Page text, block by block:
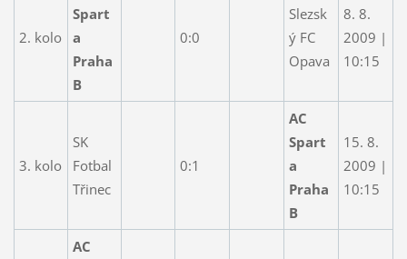
2. kolo
Spart
a
Praha
B
0:0
Slezsk
ý FC
Opava
8. 8.
2009 |
10:15
3. kolo
SK
Fotbal
Třinec
0:1
AC
Spart
a
Praha
B
15. 8.
2009 |
10:15
AC